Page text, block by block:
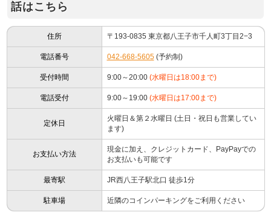
話はこちら
住所 〒193-0835 東京都八王子市千人町3丁目2−3
電話番号 042-668-5605(予約制)
受付時間 9:00～20:00 (水曜日は18:00まで)
電話受付 9:00～19:00 (水曜日は17:00まで)
定休日
火曜日＆第２水曜日 (土日・祝日も営業してい
ます)
お支払い方法
現金に加え、クレジットカード、PayPayでの
お支払いも可能です
最寄駅 JR西八王子駅北口 徒歩1分
駐車場 近隣のコインパーキングをご利用ください